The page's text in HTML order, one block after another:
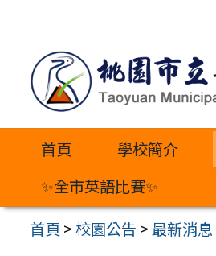
內
首頁 學校簡介
✨全市英語比賽✨
首頁 >校園公告 >最新消息